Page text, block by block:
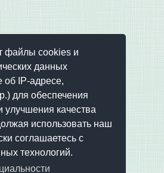
файлы cookies и
данных
об IP-адресе,
для обеспечения
улучшения качества
использовать наш
соглашаетесь с
технологий.